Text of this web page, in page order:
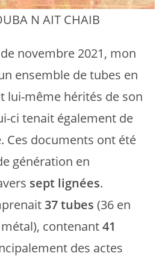
N AIT CHAIB
novembre 2021, mon
ensemble de tubes en
lui-même hérités de son
ci tenait également de
Ces documents ont été
génération en
sept lignées.
37 tubes (36 en
contenant41
des actes